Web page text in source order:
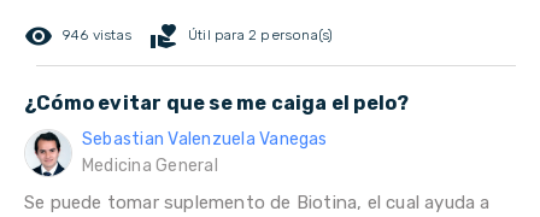
remove_red_eye 946 vistas volunteer_activism Útil para 2 persona(s)
¿Cómo evitar que se me caiga el pelo?
Sebastian Valenzuela Vanegas
Medicina General
Se puede tomar suplemento de Biotina, el cual ayuda a